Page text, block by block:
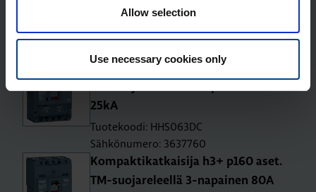
Allow selection
Use necessary cookies only
Tuotekoodi: HHS040DC
Kom­pak­ti­kat­kai­si­ja h3+ p160 aset.
25kA
Tuotekoodi: HHS063DC
Sähkönumero: 3637760
Kom­pak­ti­kat­kai­si­ja h3+ p160 aset.
TM-suo­ja­re­leel­lä 3-na­pai­nen 80A